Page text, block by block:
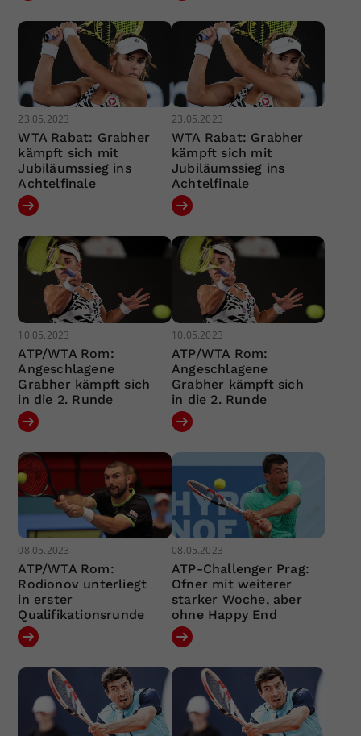
23.05.2023
WTA Rabat: Grabher
kämpft sich mit
Jubiläumssieg ins
Achtelfinale
23.05.2023
WTA Rabat: Grabher
kämpft sich mit
Jubiläumssieg ins
Achtelfinale
10.05.2023
ATP/WTA Rom:
Angeschlagene
Grabher kämpft sich
in die 2. Runde
10.05.2023
ATP/WTA Rom:
Angeschlagene
Grabher kämpft sich
in die 2. Runde
08.05.2023
ATP/WTA Rom:
Rodionov unterliegt
in erster
Qualifikationsrunde
08.05.2023
ATP-Challenger Prag:
Ofner mit weiterer
starker Woche, aber
ohne Happy End